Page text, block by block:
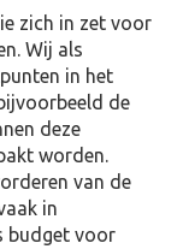
zich in zet voor
Wij als
in het
de
deze
worden.
van de
in
budget voor